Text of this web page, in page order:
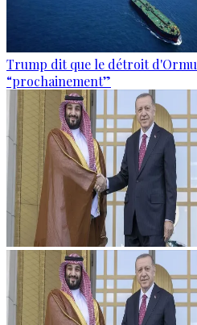
Trump dit que le détroit
“prochainement”